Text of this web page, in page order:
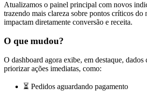
Atualizamos o painel principal com novos
trazendo mais clareza sobre pontos críticos do
impactam diretamente conversão e receita.
O que mudou?
O dashboard agora exibe, em destaque, dados
priorizar ações imediatas, como:
⏳ Pedidos aguardando pagamento